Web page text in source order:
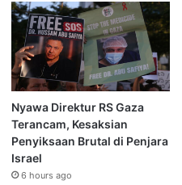
Nyawa Direktur RS Gaza
Terancam, Kesaksian
Penyiksaan Brutal di Penjara
Israel
6 hours ago